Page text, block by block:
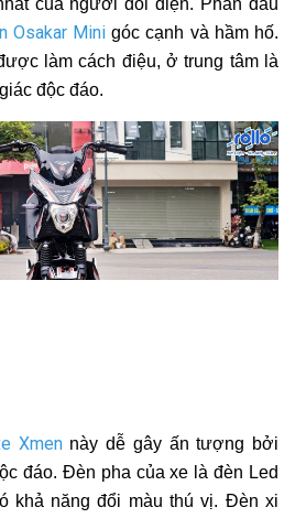
Osakar Mini góc cạnh và hầm hố.
làm cách điệu, ở trung tâm là
độc đáo.
Xmennày dễ gây ấn tượng bởi
đáo. Đèn pha của xe là đèn Led
khả năng đổi màu thú vị. Đèn xi